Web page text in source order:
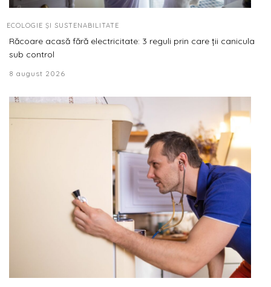
ECOLOGIE ȘI SUSTENABILITATE
Răcoare acasă fără electricitate: 3 reguli prin care ții canicula
sub control
8 august 2026